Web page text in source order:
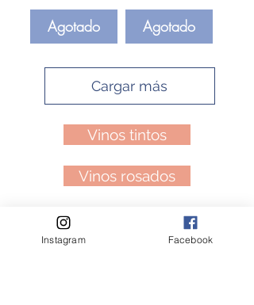
Agotado
Agotado
Cargar más
Vinos tintos
Vinos rosados
Vinos blancos y cavas
Instagram Facebook